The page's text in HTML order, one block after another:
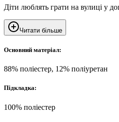
Діти люблять грати на вулиці у
Читати більше
Основний матеріал:
88% поліестер, 12% поліуретан
Підкладка:
100% поліестер